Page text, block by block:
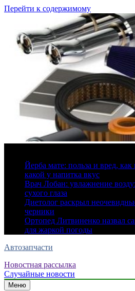
Перейти к содержимому
Йерба мате: польза и вред, как
какой у напитка вкус
Врач Лобан: увлажнение
сухого глаза
Диетолог раскрыл
черники
Ортопед Литвиненко назвал
для жаркой погоды
Автозапчасти
Новостная рассылка
Случайные новости
Меню